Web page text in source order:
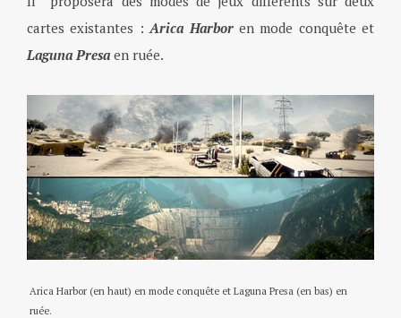
cartes existantes :Arica Harboren mode conquête et
Laguna Presaen ruée.
Arica Harbor (en haut) en mode conquête et Laguna Presa (en bas) en
ruée.